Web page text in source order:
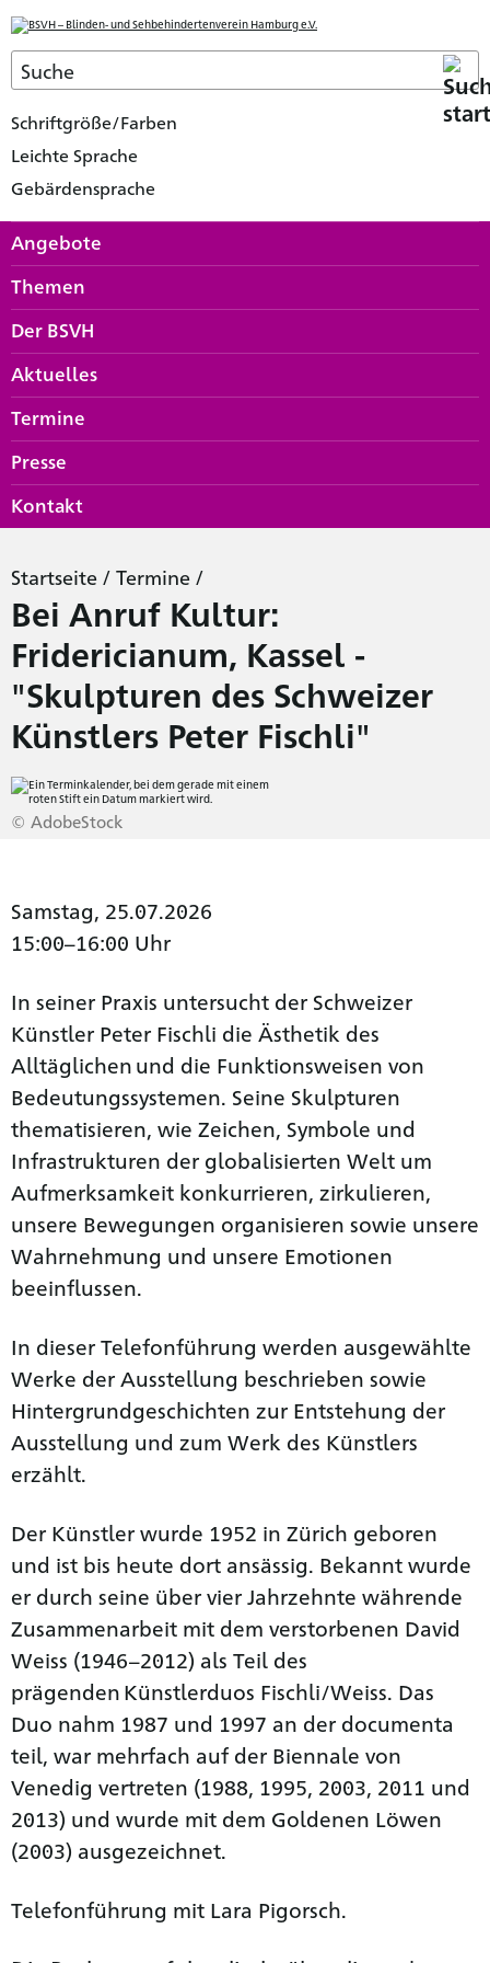
Schriftgröße/Farben
Leichte Sprache
Gebärdensprache
Angebote
Themen
Der BSVH
Aktuelles
Termine
Presse
Kontakt
Startseite / Termine /
Bei Anruf Kultur:
Fridericianum, Kassel -
"Skulpturen des Schweizer
Künstlers Peter Fischli"
© AdobeStock
Samstag, 25.07.2026
15:00–16:00 Uhr
In seiner Praxis untersucht der Schweizer
Künstler Peter Fischli die Ästhetik des
Alltäglichen und die Funktionsweisen von
Bedeutungssystemen. Seine Skulpturen
thematisieren, wie Zeichen, Symbole und
Infrastrukturen der globalisierten Welt um
Aufmerksamkeit konkurrieren, zirkulieren,
unsere Bewegungen organisieren sowie unsere
Wahrnehmung und unsere Emotionen
beeinflussen.
In dieser Telefonführung werden ausgewählte
Werke der Ausstellung beschrieben sowie
Hintergrundgeschichten zur Entstehung der
Ausstellung und zum Werk des Künstlers
erzählt.
Der Künstler wurde 1952 in Zürich geboren
und ist bis heute dort ansässig. Bekannt wurde
er durch seine über vier Jahrzehnte währende
Zusammenarbeit mit dem verstorbenen David
Weiss (1946–2012) als Teil des
prägenden Künstlerduos Fischli/Weiss. Das
Duo nahm 1987 und 1997 an der documenta
teil, war mehrfach auf der Biennale von
Venedig vertreten (1988, 1995, 2003, 2011 und
2013) und wurde mit dem Goldenen Löwen
(2003) ausgezeichnet.
Telefonführung mit Lara Pigorsch.